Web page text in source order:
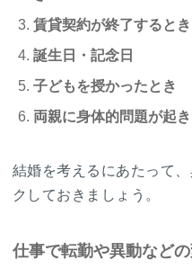
賃貸契約が終了するとき
誕生日・記念日
子どもを授かったとき
両親に身体的問題が起
結婚を考えるにあたって
クしておきましょう。
仕事で転勤や異動など